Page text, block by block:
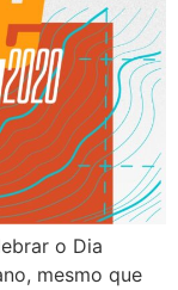
o Dia
mesmo que